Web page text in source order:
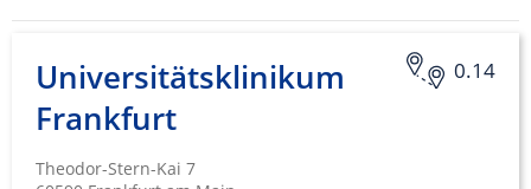
0.14
Universitätsklinikum
Frankfurt
Theodor-Stern-Kai 7